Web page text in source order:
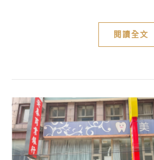
閱讀全文